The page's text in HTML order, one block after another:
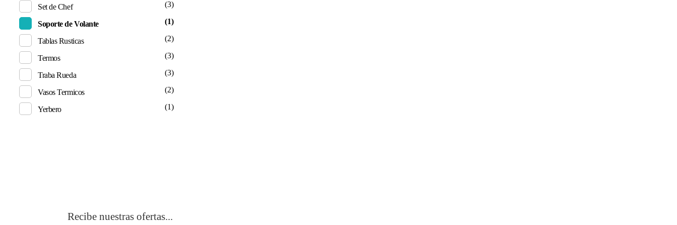
Set de Chef (3)
Soporte de Volante (1)
Tablas Rusticas (2)
Termos (3)
Traba Rueda (3)
Vasos Termicos (2)
Yerbero (1)
Recibe nuestras ofertas...